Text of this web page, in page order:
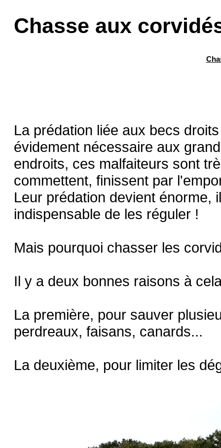
Chasse aux
La prédation liée aux becs
évidement nécessaire aux
endroits, ces malfaiteurs sont
commettent, finissent par
Leur prédation devient énorme,
indispensable de les réguler !
Mais pourquoi chasser les
Il y a deux bonnes raisons à
La première, pour sauver
perdreaux, faisans, canards...
La deuxième, pour limiter les